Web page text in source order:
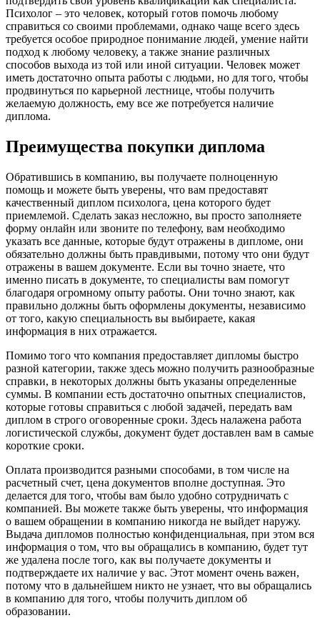
Психолог – это человек, который готов помочь любому
справиться со своими проблемами, однако чаще всего здесь
требуется особое природное понимание людей, умение найти
подход к любому человеку, а также знание различных
способов выхода из той или иной ситуации. Человек может
иметь достаточно опыта работы с людьми, но для того, чтобы
продвинуться по карьерной лестнице, чтобы получить
желаемую должность, ему все же потребуется наличие
диплома.
Преимущества покупки диплома
Обратившись в компанию, вы получаете полноценную
помощь и можете быть уверены, что вам предоставят
качественный диплом психолога, цена которого будет
приемлемой. Сделать заказ несложно, вы просто заполняете
форму онлайн или звоните по телефону, вам необходимо
указать все данные, которые будут отражены в дипломе, они
обязательно должны быть правдивыми, потому что они будут
отражены в вашем документе. Если вы точно знаете, что
именно писать в документе, то специалисты вам помогут
благодаря огромному опыту работы. Они точно знают, как
правильно должны быть оформлены документы, независимо
от того, какую специальность вы выбираете, какая
информация в них отражается.
Помимо того что компания предоставляет дипломы быстро
разной категории, также здесь можно получить разнообразные
справки, в некоторых должны быть указаны определенные
суммы. В компании есть достаточно опытных специалистов,
которые готовы справиться с любой задачей, передать вам
диплом в строго оговоренные сроки. Здесь налажена работа
логистической службы, документ будет доставлен вам в самые
короткие сроки.
Оплата производится разными способами, в том числе на
расчетный счет, цена документов вполне доступная. Это
делается для того, чтобы вам было удобно сотрудничать с
компанией. Вы можете также быть уверены, что информация
о вашем обращении в компанию никогда не выйдет наружу.
Выдача дипломов полностью конфиденциальная, при этом вся
информация о том, что вы обращались в компанию, будет тут
же удалена после того, как вы получаете документы и
подтверждаете их наличие у вас. Этот момент очень важен,
потому что в дальнейшем никто не узнает, что вы обращались
в компанию для того, чтобы получить диплом об
образовании.